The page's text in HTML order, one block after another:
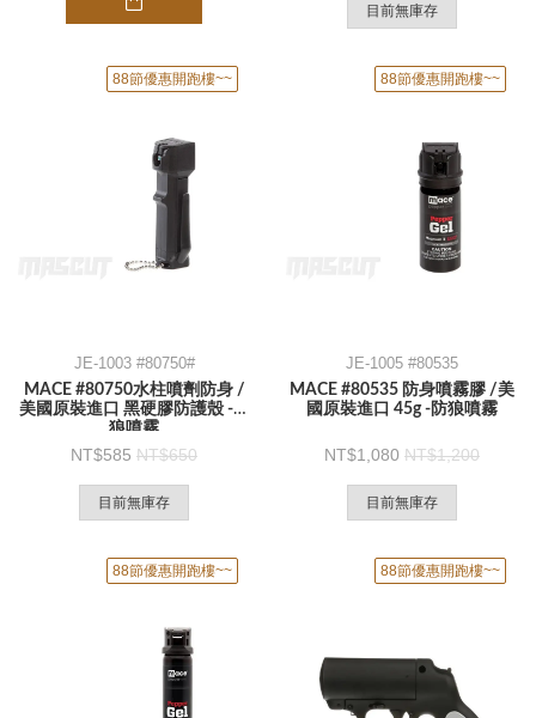
目前無庫存
88節優惠開跑樓~~
JE-1003 #80750#
MACE #80750水柱噴劑防身 /
美國原裝進口 黑硬膠防護殼 -防
狼噴霧
585 650
目前無庫存
88節優惠開跑樓~~
JE-1005 #80535
MACE #80535 防身噴霧膠 /美
國原裝進口 45g -防狼噴霧
1,080 1,200
目前無庫存
88節優惠開跑樓~~ 88節優惠開跑樓~~